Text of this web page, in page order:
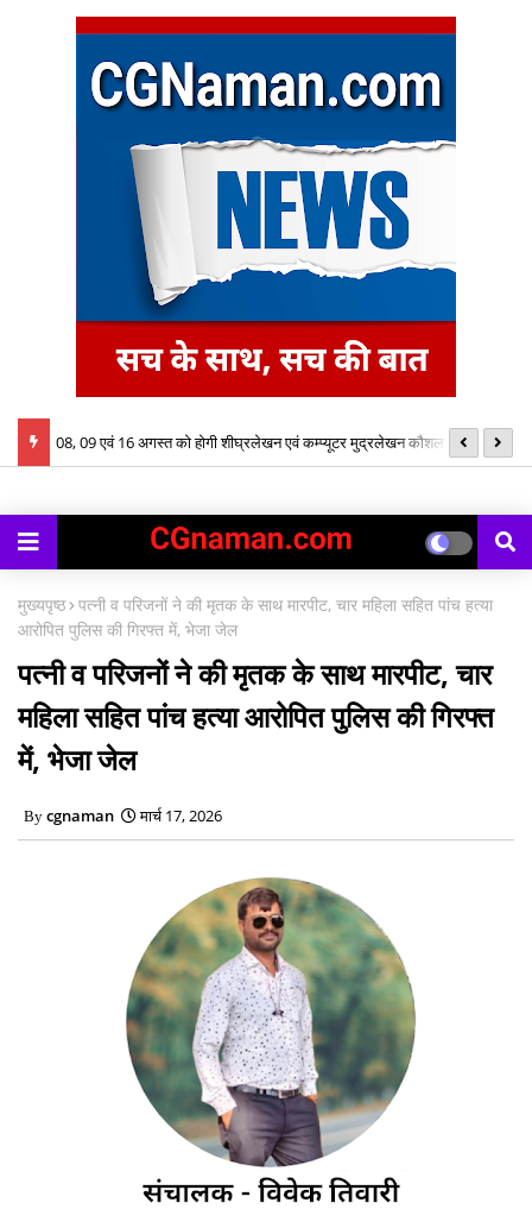
08, 09 एवं 16 अगस्त को होगी शीघ्रलेखन एवं कम्प्यूटर मुद्रलेखन कौशल परीक्षा
मुख्यपृष्ठ पत्नी व परिजनों ने की मृतक के साथ मारपीट, चार महिला सहित पांच हत्या
आरोपित पुलिस की गिरफ्त में, भेजा जेल
पत्नी व परिजनों ने की मृतक के साथ मारपीट, चार
महिला सहित पांच हत्या आरोपित पुलिस की गिरफ्त
में, भेजा जेल
cgnaman मार्च 17, 2026